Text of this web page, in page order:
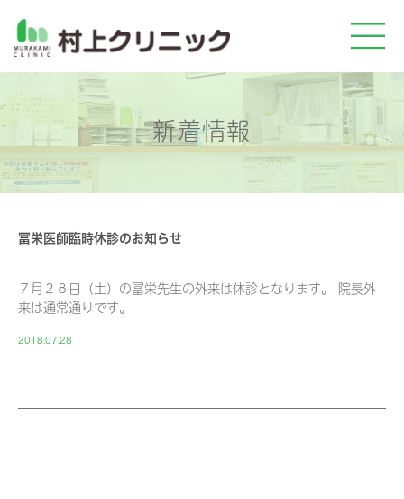
新着情報
冨栄医師臨時休診のお知らせ
７月２８日（土）の冨栄先生の外来は休診となります。 院長外
来は通常通りです。
2018.07.28